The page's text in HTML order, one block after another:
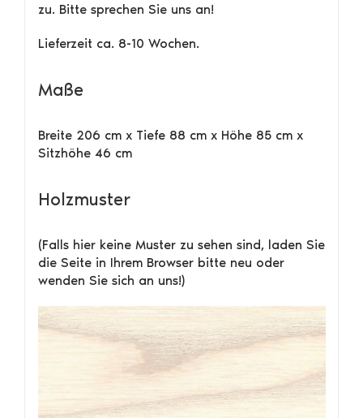
zu. Bitte sprechen Sie uns an!
Lieferzeit ca. 8-10 Wochen.
Maße
Breite 206 cm x Tiefe 88 cm x Höhe 85 cm x
Sitzhöhe 46 cm
Holzmuster
(Falls hier keine Muster zu sehen sind, laden Sie
die Seite in Ihrem Browser bitte neu oder
wenden Sie sich an uns!)